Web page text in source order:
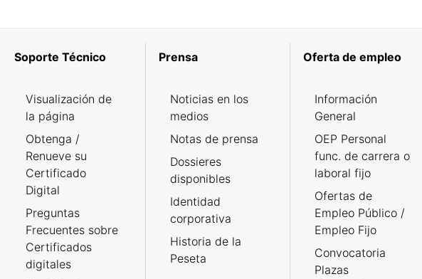
Soporte Técnico
Visualización de
la página
Obtenga /
Renueve su
Certificado
Digital
Preguntas
Frecuentes sobre
Certificados
digitales
Prensa
Noticias en los
medios
Notas de prensa
Dossieres
disponibles
Identidad
corporativa
Historia de la
Peseta
Oferta de empleo
Información
General
OEP Personal
func. de carrera o
laboral fijo
Ofertas de
Empleo Público /
Empleo Fijo
Convocatoria
Plazas